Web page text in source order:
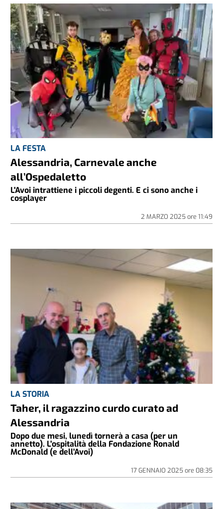
LA FESTA
Alessandria, Carnevale anche
all’Ospedaletto
L'Avoi intrattiene i piccoli degenti. E ci sono anche i
cosplayer
2 MARZO 2025ore 11:49
LA STORIA
Taher, il ragazzino curdo curato ad
Alessandria
Dopo due mesi, lunedì tornerà a casa (per un
annetto). L'ospitalità della Fondazione Ronald
McDonald (e dell'Avoi)
17 GENNAIO 2025ore 08:35